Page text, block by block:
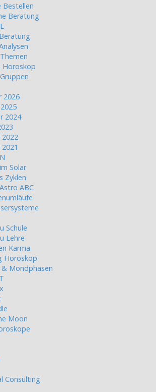
Bestellen
Beratung
Horoskop
2026
2024
2022
Solar
Zyklen
ABC
Schule
Lehre
Karma
Horoskop
Mondphasen
Moon
Consulting